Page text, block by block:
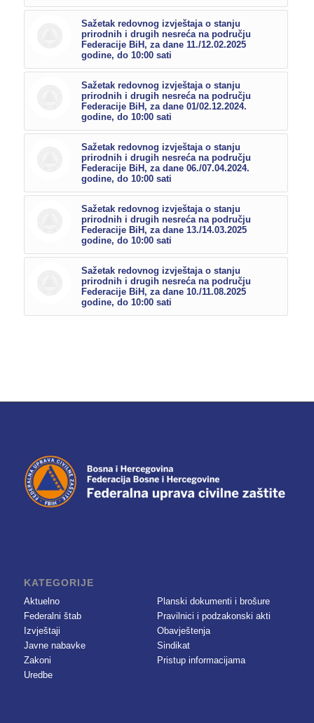
Sažetak redovnog izvještaja o stanju
prirodnih i drugih nesreća na području
Federacije BiH, za dane 11./12.02.2025
godine, do 10:00 sati
Sažetak redovnog izvještaja o stanju
prirodnih i drugih nesreća na području
Federacije BiH, za dane 01/02.12.2024.
godine, do 10:00 sati
Sažetak redovnog izvještaja o stanju
prirodnih i drugih nesreća na području
Federacije BiH, za dane 06./07.04.2024.
godine, do 10:00 sati
Sažetak redovnog izvještaja o stanju
prirodnih i drugih nesreća na području
Federacije BiH, za dane 13./14.03.2025
godine, do 10:00 sati
Sažetak redovnog izvještaja o stanju
prirodnih i drugih nesreća na području
Federacije BiH, za dane 10./11.08.2025
godine, do 10:00 sati
KATEGORIJE
Aktuelno
Federalni štab
Izvještaji
Javne nabavke
Zakoni
Uredbe
Planski dokumenti i brošure
Pravilnici i podzakonski akti
Obavještenja
Sindikat
Pristup informacijama